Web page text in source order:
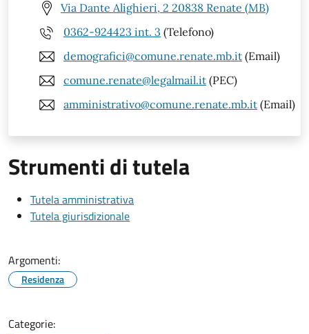
Via Dante Alighieri, 2 20838 Renate (MB)
0362-924423 int. 3 (Telefono)
demografici@comune.renate.mb.it (Email)
comune.renate@legalmail.it (PEC)
amministrativo@comune.renate.mb.it (Email)
Strumenti di tutela
Tutela amministrativa
Tutela giurisdizionale
Argomenti:
Residenza
Categorie: